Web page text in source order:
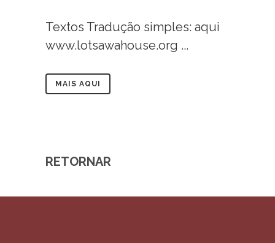
Textos Tradução simples: aqui
www.lotsawahouse.org ...
MAIS AQUI
RETORNAR